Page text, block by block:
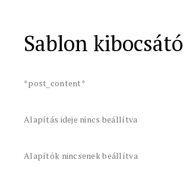
Sablon kibocsátó
*post_content*
Alapítás ideje nincs beállítva
Alapítók nincsenek beállítva